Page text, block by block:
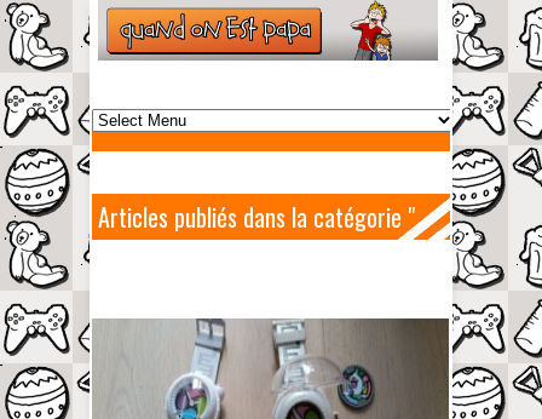
Articles publiés dans la catégorie "
Les tests de papa "